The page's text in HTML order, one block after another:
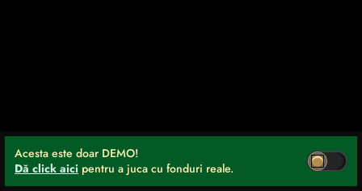
Acesta este doar DEMO!
Dă click aici pentru a juca cu fonduri reale.